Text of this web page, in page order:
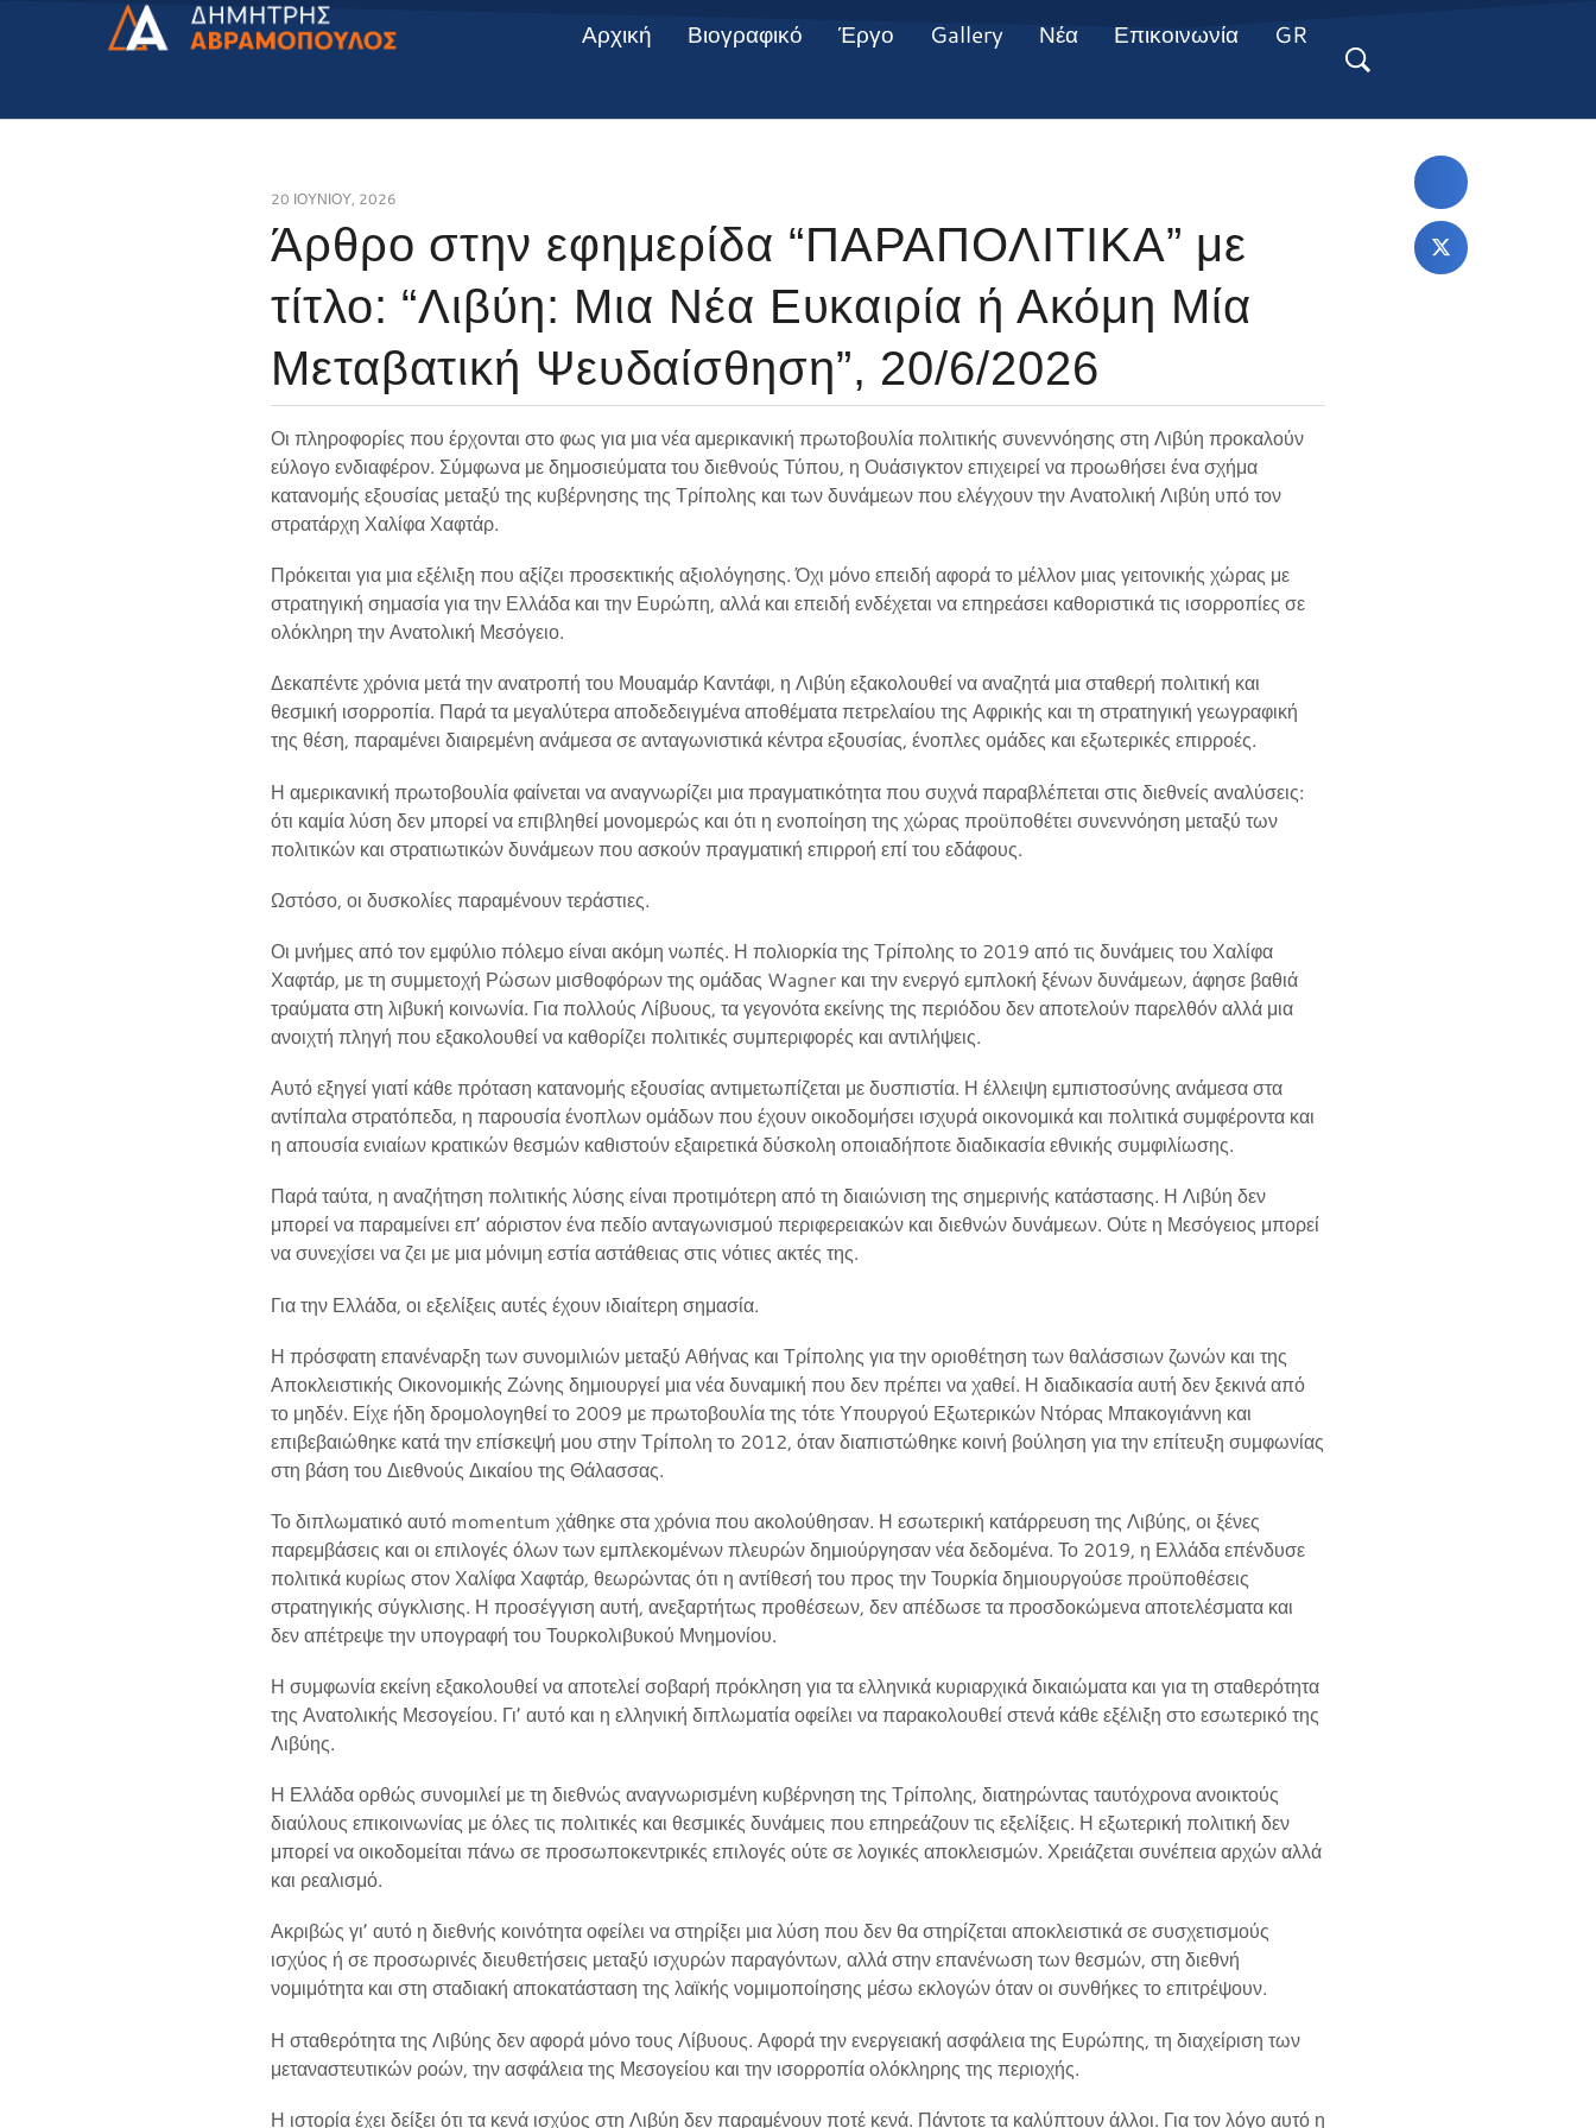
Αρχική Βιογραφικό Έργο Gallery Νέα Επικοινωνία GR
20 ΙΟΥΝΊΟΥ, 2026
Άρθρο στην εφημερίδα “ΠΑΡΑΠΟΛΙΤΙΚΑ” με
τίτλο: “Λιβύη: Μια Νέα Ευκαιρία ή Ακόμη Μία
Μεταβατική Ψευδαίσθηση”, 20/6/2026
Οι πληροφορίες που έρχονται στο φως για μια νέα αμερικανική πρωτοβουλία πολιτικής συνεννόησης στη Λιβύη προκαλούν
εύλογο ενδιαφέρον. Σύμφωνα με δημοσιεύματα του διεθνούς Τύπου, η Ουάσιγκτον επιχειρεί να προωθήσει ένα σχήμα
κατανομής εξουσίας μεταξύ της κυβέρνησης της Τρίπολης και των δυνάμεων που ελέγχουν την Ανατολική Λιβύη υπό τον
στρατάρχη Χαλίφα Χαφτάρ.
Πρόκειται για μια εξέλιξη που αξίζει προσεκτικής αξιολόγησης. Όχι μόνο επειδή αφορά το μέλλον μιας γειτονικής χώρας με
στρατηγική σημασία για την Ελλάδα και την Ευρώπη, αλλά και επειδή ενδέχεται να επηρεάσει καθοριστικά τις ισορροπίες σε
ολόκληρη την Ανατολική Μεσόγειο.
Δεκαπέντε χρόνια μετά την ανατροπή του Μουαμάρ Καντάφι, η Λιβύη εξακολουθεί να αναζητά μια σταθερή πολιτική και
θεσμική ισορροπία. Παρά τα μεγαλύτερα αποδεδειγμένα αποθέματα πετρελαίου της Αφρικής και τη στρατηγική γεωγραφική
της θέση, παραμένει διαιρεμένη ανάμεσα σε ανταγωνιστικά κέντρα εξουσίας, ένοπλες ομάδες και εξωτερικές επιρροές.
Η αμερικανική πρωτοβουλία φαίνεται να αναγνωρίζει μια πραγματικότητα που συχνά παραβλέπεται στις διεθνείς αναλύσεις:
ότι καμία λύση δεν μπορεί να επιβληθεί μονομερώς και ότι η ενοποίηση της χώρας προϋποθέτει συνεννόηση μεταξύ των
πολιτικών και στρατιωτικών δυνάμεων που ασκούν πραγματική επιρροή επί του εδάφους.
Ωστόσο, οι δυσκολίες παραμένουν τεράστιες.
Οι μνήμες από τον εμφύλιο πόλεμο είναι ακόμη νωπές. Η πολιορκία της Τρίπολης το 2019 από τις δυνάμεις του Χαλίφα
Χαφτάρ, με τη συμμετοχή Ρώσων μισθοφόρων της ομάδας Wagner και την ενεργό εμπλοκή ξένων δυνάμεων, άφησε βαθιά
τραύματα στη λιβυκή κοινωνία. Για πολλούς Λίβυους, τα γεγονότα εκείνης της περιόδου δεν αποτελούν παρελθόν αλλά μια
ανοιχτή πληγή που εξακολουθεί να καθορίζει πολιτικές συμπεριφορές και αντιλήψεις.
Αυτό εξηγεί γιατί κάθε πρόταση κατανομής εξουσίας αντιμετωπίζεται με δυσπιστία. Η έλλειψη εμπιστοσύνης ανάμεσα στα
αντίπαλα στρατόπεδα, η παρουσία ένοπλων ομάδων που έχουν οικοδομήσει ισχυρά οικονομικά και πολιτικά συμφέροντα και
η απουσία ενιαίων κρατικών θεσμών καθιστούν εξαιρετικά δύσκολη οποιαδήποτε διαδικασία εθνικής συμφιλίωσης.
Παρά ταύτα, η αναζήτηση πολιτικής λύσης είναι προτιμότερη από τη διαιώνιση της σημερινής κατάστασης. Η Λιβύη δεν
μπορεί να παραμείνει επ’ αόριστον ένα πεδίο ανταγωνισμού περιφερειακών και διεθνών δυνάμεων. Ούτε η Μεσόγειος μπορεί
να συνεχίσει να ζει με μια μόνιμη εστία αστάθειας στις νότιες ακτές της.
Για την Ελλάδα, οι εξελίξεις αυτές έχουν ιδιαίτερη σημασία.
Η πρόσφατη επανέναρξη των συνομιλιών μεταξύ Αθήνας και Τρίπολης για την οριοθέτηση των θαλάσσιων ζωνών και της
Αποκλειστικής Οικονομικής Ζώνης δημιουργεί μια νέα δυναμική που δεν πρέπει να χαθεί. Η διαδικασία αυτή δεν ξεκινά από
το μηδέν. Είχε ήδη δρομολογηθεί το 2009 με πρωτοβουλία της τότε Υπουργού Εξωτερικών Ντόρας Μπακογιάννη και
επιβεβαιώθηκε κατά την επίσκεψή μου στην Τρίπολη το 2012, όταν διαπιστώθηκε κοινή βούληση για την επίτευξη συμφωνίας
στη βάση του Διεθνούς Δικαίου της Θάλασσας.
Το διπλωματικό αυτό momentum χάθηκε στα χρόνια που ακολούθησαν. Η εσωτερική κατάρρευση της Λιβύης, οι ξένες
παρεμβάσεις και οι επιλογές όλων των εμπλεκομένων πλευρών δημιούργησαν νέα δεδομένα. Το 2019, η Ελλάδα επένδυσε
πολιτικά κυρίως στον Χαλίφα Χαφτάρ, θεωρώντας ότι η αντίθεσή του προς την Τουρκία δημιουργούσε προϋποθέσεις
στρατηγικής σύγκλισης. Η προσέγγιση αυτή, ανεξαρτήτως προθέσεων, δεν απέδωσε τα προσδοκώμενα αποτελέσματα και
δεν απέτρεψε την υπογραφή του Τουρκολιβυκού Μνημονίου.
Η συμφωνία εκείνη εξακολουθεί να αποτελεί σοβαρή πρόκληση για τα ελληνικά κυριαρχικά δικαιώματα και για τη σταθερότητα
της Ανατολικής Μεσογείου. Γι’ αυτό και η ελληνική διπλωματία οφείλει να παρακολουθεί στενά κάθε εξέλιξη στο εσωτερικό της
Λιβύης.
Η Ελλάδα ορθώς συνομιλεί με τη διεθνώς αναγνωρισμένη κυβέρνηση της Τρίπολης, διατηρώντας ταυτόχρονα ανοικτούς
διαύλους επικοινωνίας με όλες τις πολιτικές και θεσμικές δυνάμεις που επηρεάζουν τις εξελίξεις. Η εξωτερική πολιτική δεν
μπορεί να οικοδομείται πάνω σε προσωποκεντρικές επιλογές ούτε σε λογικές αποκλεισμών. Χρειάζεται συνέπεια αρχών αλλά
και ρεαλισμό.
Ακριβώς γι’ αυτό η διεθνής κοινότητα οφείλει να στηρίξει μια λύση που δεν θα στηρίζεται αποκλειστικά σε συσχετισμούς
ισχύος ή σε προσωρινές διευθετήσεις μεταξύ ισχυρών παραγόντων, αλλά στην επανένωση των θεσμών, στη διεθνή
νομιμότητα και στη σταδιακή αποκατάσταση της λαϊκής νομιμοποίησης μέσω εκλογών όταν οι συνθήκες το επιτρέψουν.
Η σταθερότητα της Λιβύης δεν αφορά μόνο τους Λίβυους. Αφορά την ενεργειακή ασφάλεια της Ευρώπης, τη διαχείριση των
μεταναστευτικών ροών, την ασφάλεια της Μεσογείου και την ισορροπία ολόκληρης της περιοχής.
Η ιστορία έχει δείξει ότι τα κενά ισχύος στη Λιβύη δεν παραμένουν ποτέ κενά. Πάντοτε τα καλύπτουν άλλοι. Για τον λόγο αυτό η